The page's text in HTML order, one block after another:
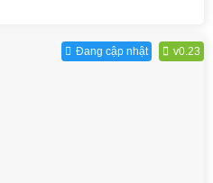
Đang cập nhật v0.23